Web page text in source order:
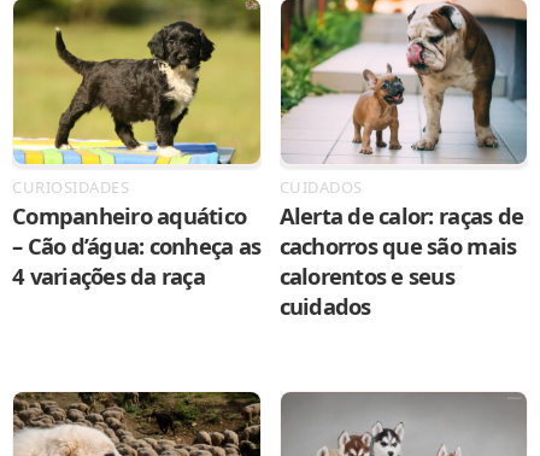
CURIOSIDADES
Companheiro aquático
– Cão d’água: conheça as
4 variações da raça
CUIDADOS
Alerta de calor: raças de
cachorros que são mais
calorentos e seus
cuidados